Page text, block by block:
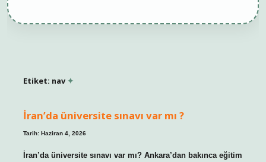
Etiket: nav
İran’da üniversite sınavı var mı ?
Tarih: Haziran 4, 2026
İran’da üniversite sınavı var mı? Ankara’dan bakınca eğitim